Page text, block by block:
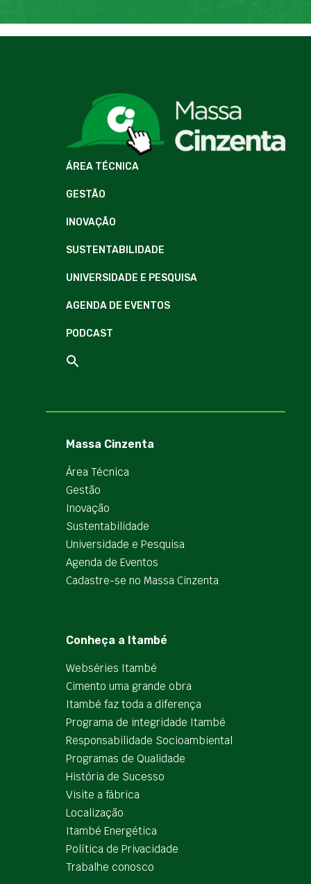
ÁREA TÉCNICA
GESTÃO
INOVAÇÃO
SUSTENTABILIDADE
UNIVERSIDADE E PESQUISA
AGENDA DE EVENTOS
PODCAST
Massa Cinzenta
Área Técnica
Gestão
Inovação
Sustentabilidade
Universidade e Pesquisa
Agenda de Eventos
Cadastre-se no Massa Cinzenta
Conheça a Itambé
Webséries Itambé
Cimento uma grande obra
Itambé faz toda a diferença
Programa de integridade Itambé
Responsabilidade Socioambiental
Programas de Qualidade
História de Sucesso
Visite a fábrica
Localização
Itambé Energética
Política de Privacidade
Trabalhe conosco